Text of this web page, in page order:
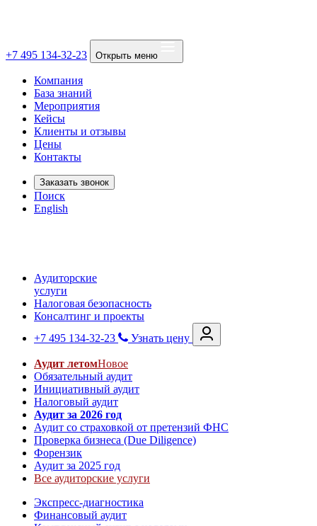
+7 495 134-32-23 Открыть меню
Компания
База знаний
Мероприятия
Кейсы
Клиенты и отзывы
Цены
Контакты
Заказать звонок
Поиск
English
Аудиторские
услуги
Налоговая безопасность
Консалтинг и проекты
+7 495 134-32-23
Узнать цену
Аудит летомНовое
Обязательный аудит
Инициативный аудит
Налоговый аудит
Аудит за 2026 год
Аудит со страховкой от претензий ФНС
Проверка бизнеса (Due Diligence)
Форензик
Аудит за 2025 год
Все аудиторские услуги
Экспресс-диагностика
Финансовый аудит